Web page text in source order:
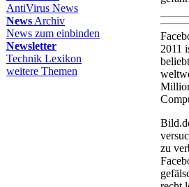
AntiVirus News
News Archiv
News zum einbinden
Newsletter
Technik Lexikon
weitere Themen
2011
zu